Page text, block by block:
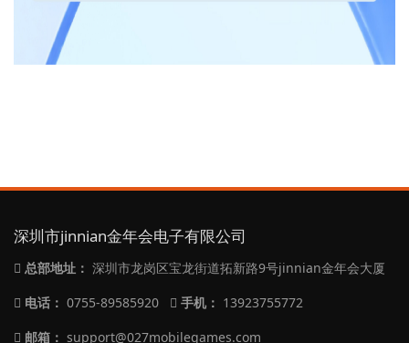
深圳市jinnian金年会电子有限公司
总部地址： 深圳市龙岗区宝龙街道拓新路9号jinnian金年会大厦
电话： 0755-89585920 手机： 13923755772
邮箱： support@027mobilegames.com